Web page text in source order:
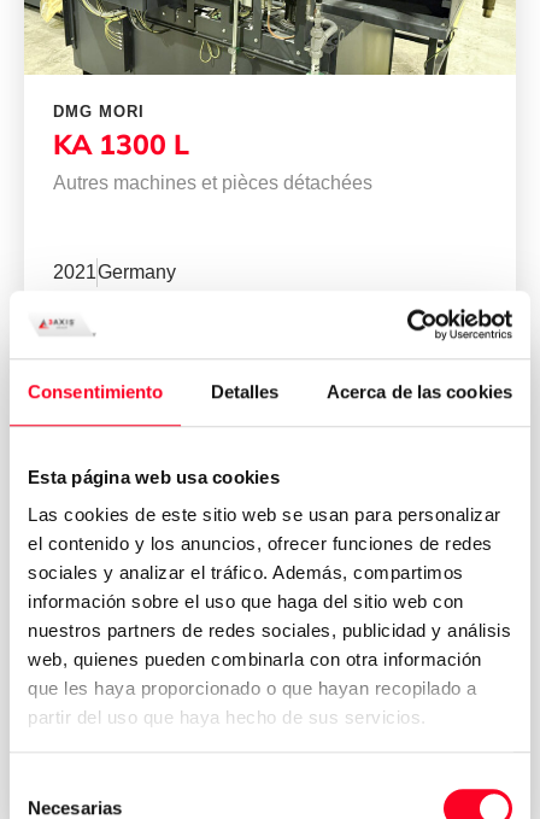
Consentimiento Detalles Acerca de las cookies
Esta página web usa cookies
Las cookies de este sitio web se usan para personalizar
el contenido y los anuncios, ofrecer funciones de redes
sociales y analizar el tráfico. Además, compartimos
información sobre el uso que haga del sitio web con
nuestros partners de redes sociales, publicidad y análisis
web, quienes pueden combinarla con otra información
que les haya proporcionado o que hayan recopilado a
partir del uso que haya hecho de sus servicios.
Necesarias
DMG MORI
KA 1300 L
Autres machines et pièces détachées
2021Germany
KA 980 L
Autres machines et pièces détachées